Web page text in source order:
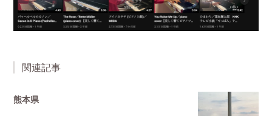
関連記事
熊本県